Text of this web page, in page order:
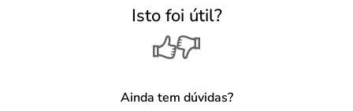
Isto foi útil?
Ainda tem dúvidas?